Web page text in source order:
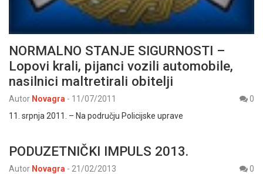
NORMALNO STANJE SIGURNOSTI –
Lopovi krali, pijanci vozili automobile,
nasilnici maltretirali obitelji
Autor Novagra - 11/07/2011
0
11. srpnja 2011. – Na području Policijske uprave
PODUZETNIČKI IMPULS 2013.
Autor Novagra - 21/02/2013
0